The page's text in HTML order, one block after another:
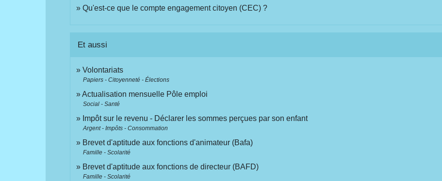
Qu'est-ce que le compte engagement citoyen (CEC) ?
Et aussi
Volontariats
Papiers - Citoyenneté - Élections
Actualisation mensuelle Pôle emploi
Social - Santé
Impôt sur le revenu - Déclarer les sommes perçues par son enfant
Argent - Impôts - Consommation
Brevet d'aptitude aux fonctions d'animateur (Bafa)
Famille - Scolarité
Brevet d'aptitude aux fonctions de directeur (BAFD)
Famille - Scolarité